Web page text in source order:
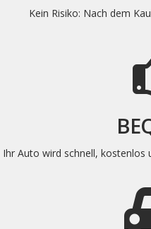
Kein Risiko: Nach dem
Ihr Auto wird schnell,